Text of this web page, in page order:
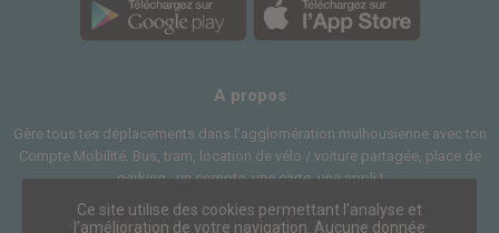
A propos
Gère tous tes déplacements dans l’agglomération mulhousienne avec ton
Compte Mobilité. Bus, tram, location de vélo / voiture partagée, place de
parking : un compte, une carte, une appli !
Copyright © 2026 Compte Mobilité. Tous droits réservés.
Ce site utilise des cookies permettant l’analyse et
l’amélioration de votre navigation. Aucune donnée